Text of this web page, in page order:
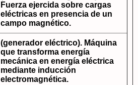
Fuerza ejercida sobre cargas
eléctricas en presencia de un
campo magnético.
(generador eléctrico). Máquina
que transforma energía
mecánica en energía eléctrica
mediante inducción
electromagnética.